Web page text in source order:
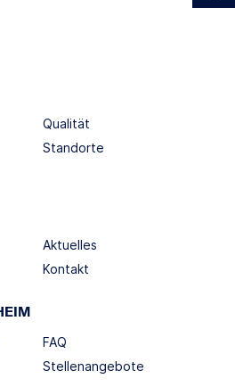
Qualität
Standorte
Aktuelles
Kontakt
FAQ
Stellenangebote